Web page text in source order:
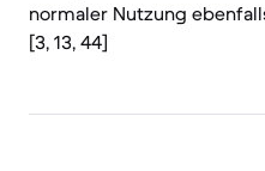
normaler Nutzung
[3, 13, 44]